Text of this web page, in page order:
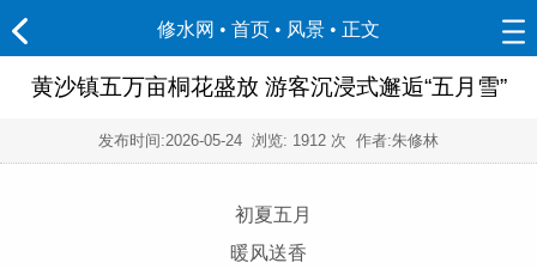
修水网 • 首页 • 风景 • 正文
黄沙镇五万亩桐花盛放 游客沉浸式邂逅“五月雪”
发布时间:2026-05-24 浏览: 1912 次 作者:朱修林
初夏五月
暖风送香